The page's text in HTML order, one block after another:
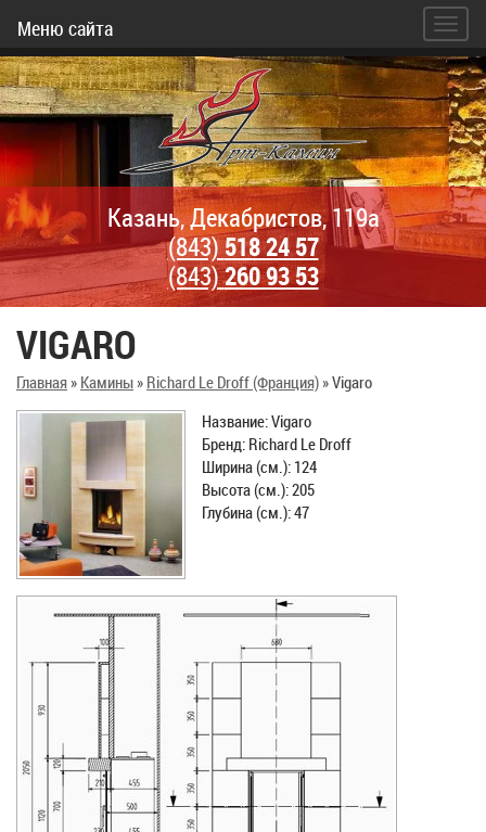
Меню сайта
Казань, Декабристов, 119а
(843)518 24 57
(843)260 93 53
VIGARO
Главная» Камины» Richard Le Droff (Франция)»Vigaro
Название: Vigaro
Бренд: Richard Le Droff
Ширина (см.): 124
Высота (см.): 205
Глубина (см.): 47